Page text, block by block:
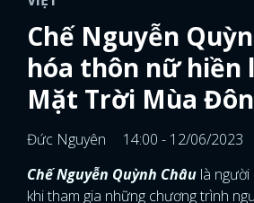
Chế Nguyễn
hóa thôn nữ hiền
Mặt Trời Mùa
Đức Nguyên
14:00 - 12/06/2023
Chế Nguyễn Quỳnh Châu là
khi tham gia những chương trình